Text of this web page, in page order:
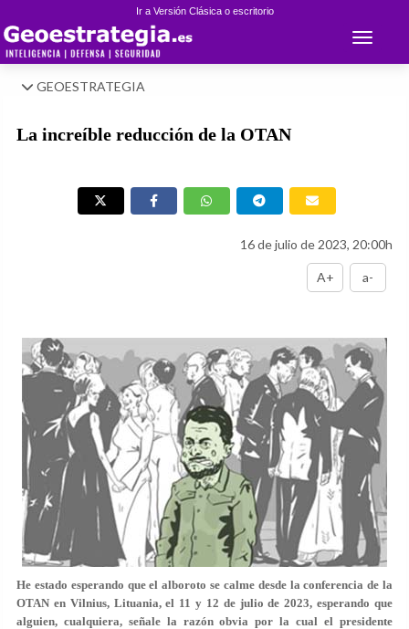
Ir a Versión Clásica o escritorio
Toggle
GEOESTRATEGIA
La increíble reducción de la OTAN
16 de julio de 2023, 20:00h
A+ a-
He estado esperando que el alboroto se calme desde la conferencia de la
OTAN en Vilnius, Lituania, el 11 y 12 de julio de 2023, esperando que
alguien, cualquiera, señale la razón obvia por la cual el presidente